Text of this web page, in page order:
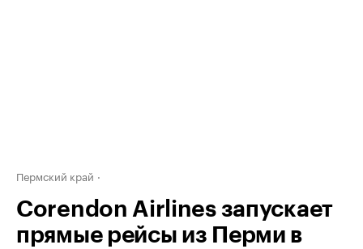
Пермский край
Corendon Airlines запускает
прямые рейсы из Перми в